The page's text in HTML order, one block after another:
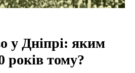
у Дніпрі: яким
років тому?